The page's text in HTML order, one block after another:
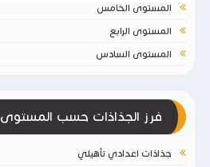
المستوى الخامس
المستوى الرابع
المستوى السادس
فرز الجذاذات حسب المستوى
جذاذات اعدادي تأهيلي